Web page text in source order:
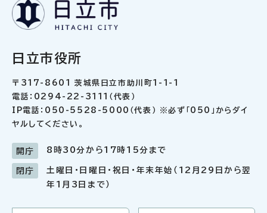
日立市役所
〒317-8601 茨城県日立市助川町1-1-1
電話：0294-22-3111（代表）
IP電話：050-5528-5000（代表） ※必ず「050」からダイ
ヤルしてください。
開庁 8時30分から17時15分まで
閉庁
土曜日・日曜日・祝日・年末年始（12月29日から翌
年1月3日まで）